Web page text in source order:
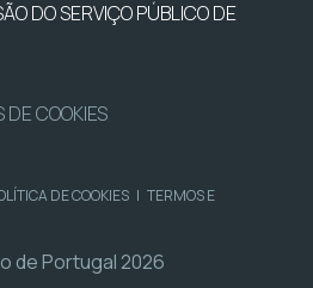
DO SERVIÇO PÚBLICO DE
DE COOKIES
DE COOKIES | TERMOS E
de Portugal 2026